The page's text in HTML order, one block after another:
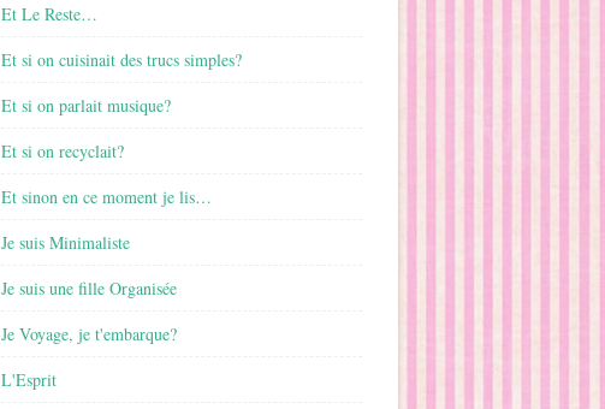
Et Le Reste…
Et si on cuisinait des trucs simples?
Et si on parlait musique?
Et si on recyclait?
Et sinon en ce moment je lis…
Je suis Minimaliste
Je suis une fille Organisée
Je Voyage, je t'embarque?
L'Esprit